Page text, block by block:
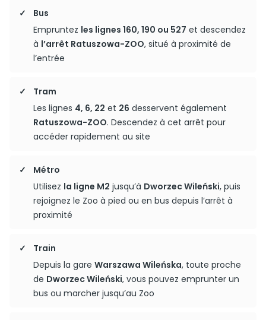
Bus
Empruntez les lignes 160, 190 ou 527 et descendez
à l’arrêt Ratuszowa-ZOO, situé à proximité de
l’entrée
Tram
Les lignes 4, 6, 22 et 26 desservent également
Ratuszowa-ZOO. Descendez à cet arrêt pour
accéder rapidement au site
Métro
Utilisez la ligne M2 jusqu’à Dworzec Wileński, puis
rejoignez le Zoo à pied ou en bus depuis l’arrêt à
proximité
Train
Depuis la gare Warszawa Wileńska, toute proche
de Dworzec Wileński, vous pouvez emprunter un
bus ou marcher jusqu’au Zoo